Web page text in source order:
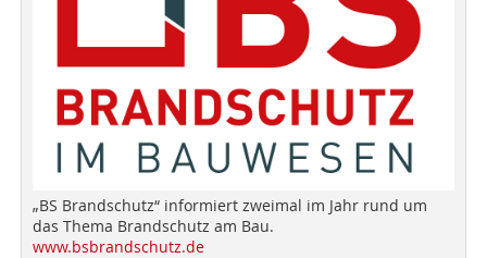
„BS Brandschutz“ informiert zweimal im Jahr rund um
das Thema Brandschutz am Bau.
www.bsbrandschutz.de